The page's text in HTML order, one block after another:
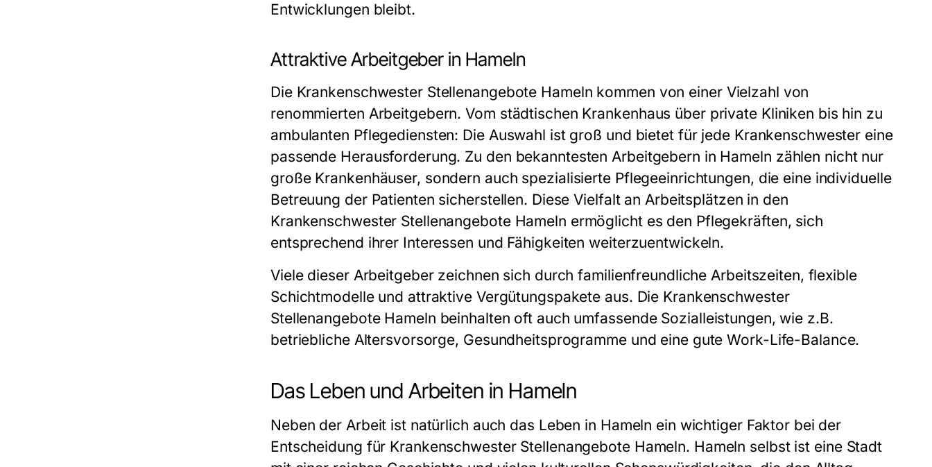
Entwicklungen bleibt.
Attraktive Arbeitgeber in Hameln
Die Krankenschwester Stellenangebote Hameln kommen von einer Vielzahl von
renommierten Arbeitgebern. Vom städtischen Krankenhaus über private Kliniken bis hin zu
ambulanten Pflegediensten: Die Auswahl ist groß und bietet für jede Krankenschwester eine
passende Herausforderung. Zu den bekanntesten Arbeitgebern in Hameln zählen nicht nur
große Krankenhäuser, sondern auch spezialisierte Pflegeeinrichtungen, die eine individuelle
Betreuung der Patienten sicherstellen. Diese Vielfalt an Arbeitsplätzen in den
Krankenschwester Stellenangebote Hameln ermöglicht es den Pflegekräften, sich
entsprechend ihrer Interessen und Fähigkeiten weiterzuentwickeln.
Viele dieser Arbeitgeber zeichnen sich durch familienfreundliche Arbeitszeiten, flexible
Schichtmodelle und attraktive Vergütungspakete aus. Die Krankenschwester
Stellenangebote Hameln beinhalten oft auch umfassende Sozialleistungen, wie z.B.
betriebliche Altersvorsorge, Gesundheitsprogramme und eine gute Work-Life-Balance.
Das Leben und Arbeiten in Hameln
Neben der Arbeit ist natürlich auch das Leben in Hameln ein wichtiger Faktor bei der
Entscheidung für Krankenschwester Stellenangebote Hameln. Hameln selbst ist eine Stadt